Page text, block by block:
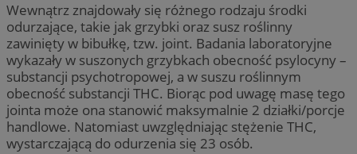
Wewnątrz znajdowały się różnego rodzaju środki
odurzające, takie jak grzybki oraz susz roślinny
zawinięty w bibułkę, tzw. joint. Badania laboratoryjne
wykazały w suszonych grzybkach obecność psylocyny –
substancji psychotropowej, a w suszu roślinnym
obecność substancji THC. Biorąc pod uwagę masę tego
jointa może ona stanowić maksymalnie 2 działki/porcje
handlowe. Natomiast uwzględniając stężenie THC,
wystarczającą do odurzenia się 23 osób.